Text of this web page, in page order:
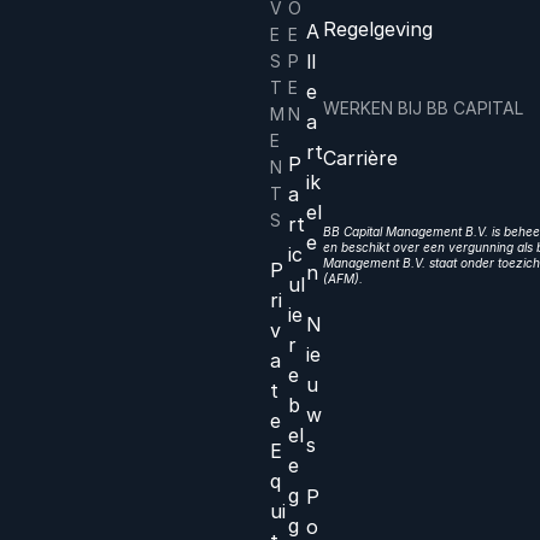
V
E
S
T
M
E
N
T
S
P
ri
v
a
t
e
E
q
ui
O
E
P
E
N
P
a
rt
ic
ul
ie
r
e
b
el
e
g
g
A
ll
e
a
rt
ik
el
e
n
N
ie
u
w
s
P
o
Regelgeving
WERKEN BIJ BB CAPITAL
Carrière
BB Capital Management B.V. is
en beschikt over een vergunning als
Management B.V. staat onder
(AFM).